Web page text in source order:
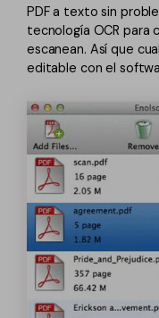
PDF a texto sin
tecnología OCR para
escanean. Así que
editable con el